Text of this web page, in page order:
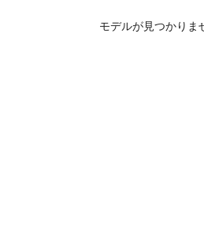
モデルが見つかりま